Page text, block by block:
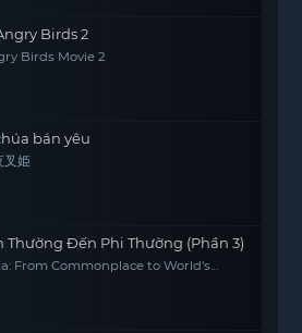
Birds 2
Birds Movie 2
bán yêu
叉姫
Thường Đến Phi Thường (Phần 3)
From Commonplace to World's